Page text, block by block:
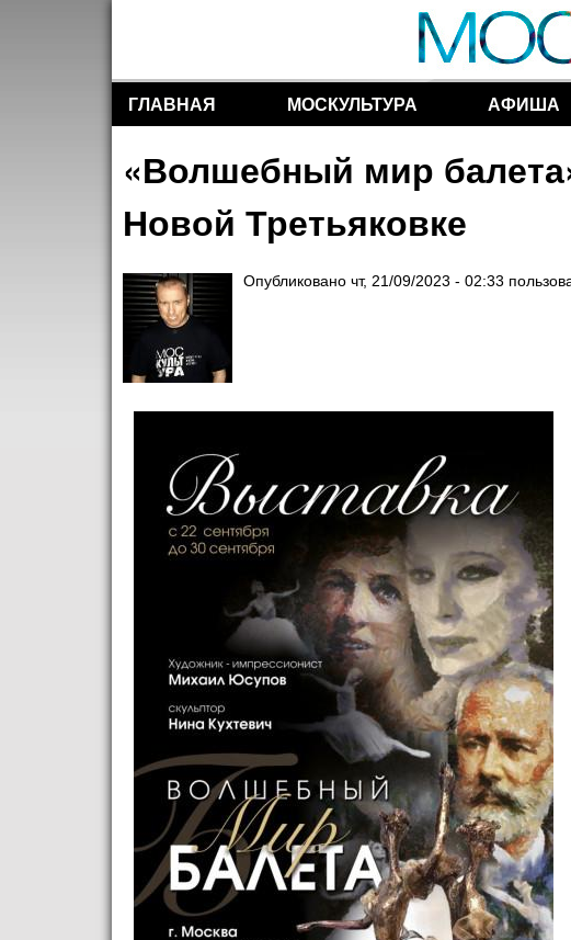
Разделы сайта
ГЛАВНАЯ МОСКУЛЬТУРА АФИША
«Волшебный мир
Новой Третьяковке
Опубликовано чт, 21/09/2023 - 02:33